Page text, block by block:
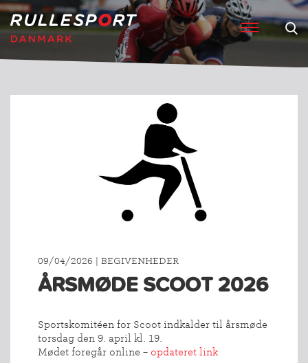
09/04/2026 | BEGIVENHEDER
ÅRSMØDE SCOOT 2026
Sportskomitéen for Scoot indkalder til årsmøde
torsdag den 9. april kl. 19.
Mødet foregår online – opdateret link